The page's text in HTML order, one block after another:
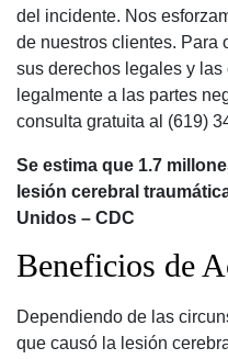
del incidente. Nos
de nuestros clientes. Para
sus derechos legales y
legalmente a las partes
consulta gratuita al (619)
Se estima que 1.7
lesión cerebral
Unidos – CDC
Beneficios de
Dependiendo de las
que causó la lesión